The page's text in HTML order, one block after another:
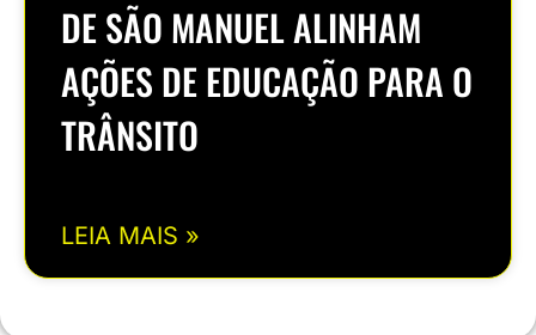
DE SÃO MANUEL ALINHAM
AÇÕES DE EDUCAÇÃO PARA O
TRÂNSITO
LEIA MAIS »